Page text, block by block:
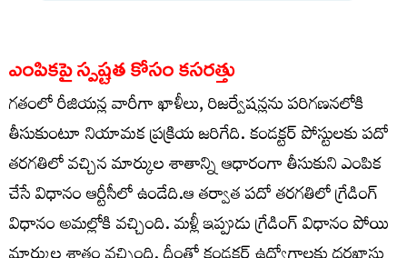
ఎంపికపై స్పష్టత కోసం కసరత్తు
గతంలో రీజియన్ల వారీగా ఖాళీలు, రిజర్వేషన్లను పరిగణనలోకి
తీసుకుంటూ నియామక ప్రక్రియ జరిగేది. కండక్టర్‌ పోస్టులకు పదో
తరగతిలో వచ్చిన మార్కుల శాతాన్ని ఆధారంగా తీసుకుని ఎంపిక
చేసే విధానం ఆర్టీసీలో ఉండేది.ఆ తర్వాత పదో తరగతిలో గ్రేడింగ్‌
విధానం అమల్లోకి వచ్చింది. మళ్లీ ఇప్పుడు గ్రేడింగ్‌ విధానం పోయి